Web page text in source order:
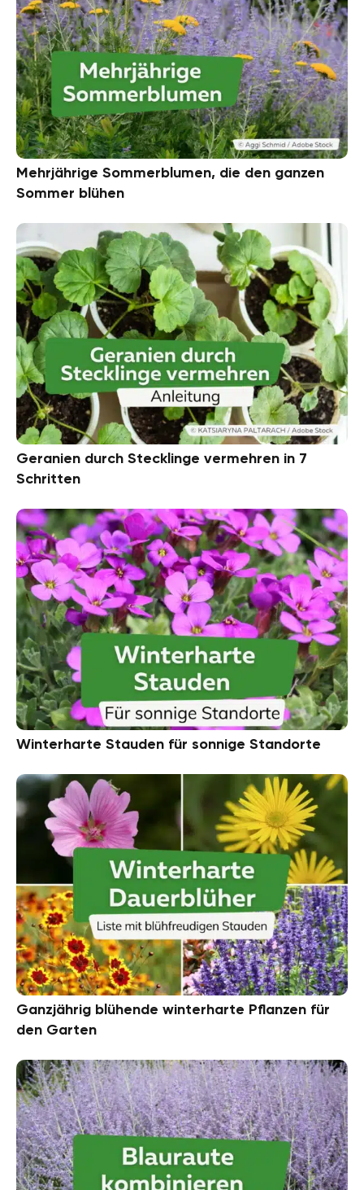
Mehrjährige Sommerblumen, die den ganzen
Sommer blühen
Geranien durch Stecklinge vermehren in 7
Schritten
Winterharte Stauden für sonnige Standorte
Ganzjährig blühende winterharte Pflanzen für
den Garten